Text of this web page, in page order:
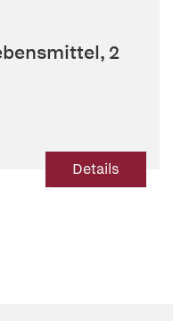
2
Details